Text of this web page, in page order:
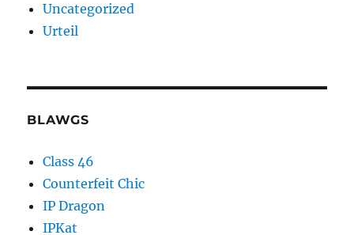
Uncategorized
Urteil
BLAWGS
Class 46
Counterfeit Chic
IP Dragon
IPKat